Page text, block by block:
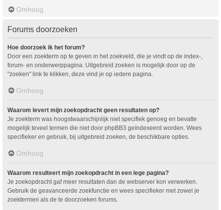
Omhoog
Forums doorzoeken
Hoe doorzoek ik het forum?
Door een zoekterm op te geven in het zoekveld, die je vindt op de index-,
forum- en onderwerppagina. Uitgebreid zoeken is mogelijk door op de
"zoeken" link te klikken, deze vind je op iedere pagina.
Omhoog
Waarom levert mijn zoekopdracht geen resultaten op?
Je zoekterm was hoogstwaarschijnlijk niet specifiek genoeg en bevatte
mogelijk teveel termen die niet door phpBB3 geïndexeerd worden. Wees
specifieker en gebruik, bij uitgebreid zoeken, de beschikbare opties.
Omhoog
Waarom resulteert mijn zoekopdracht in een lege pagina?
Je zoekopdracht gaf meer resultaten dan de webserver kon verwerken.
Gebruik de geavanceerde zoekfunctie en wees specifieker met zowel je
zoektermen als de te doorzoeken forums.